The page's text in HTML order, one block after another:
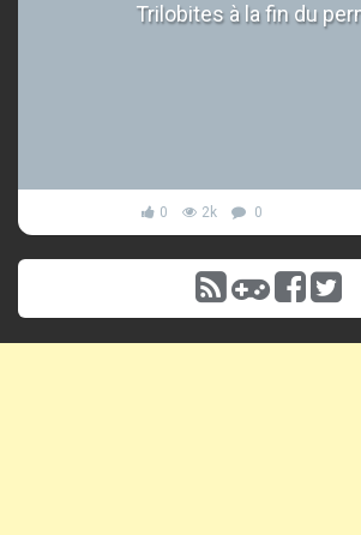
Trilobites à la fin du
0 2k 0